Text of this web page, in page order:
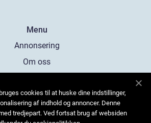
Menu
Annonsering
Om oss
Kontakta oss
Sitemap
cookies til at huske dine indstillinger,
af indhold og annoncer. Denne
tredjepart. Ved fortsat brug af websiden